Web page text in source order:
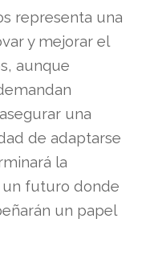
representa una
y mejorar el
aunque
una
de adaptarse
la
un futuro donde
un papel